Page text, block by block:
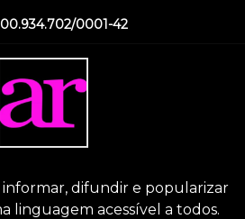
0001-42
informar, difundir e popularizar
linguagem acessível a todos.